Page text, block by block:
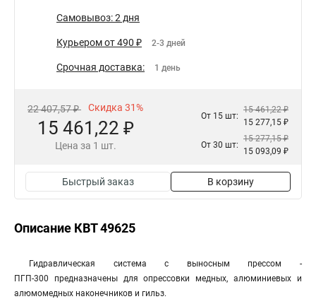
Самовывоз: 2 дня
Курьером от 490 ₽ 2-3 дней
Срочная доставка: 1 день
22 407,57 ₽ Скидка 31%
15 461,22 ₽
Цена за 1 шт.
От 15 шт:
15 461,22 ₽
15 277,15 ₽
От 30 шт:
15 277,15 ₽
15 093,09 ₽
Быстрый заказ В корзину
Описание КВТ 49625
Гидравлическая система с выносным прессом -
ПГП-300 предназначены для опрессовки медных, алюминиевых и
алюмомедных наконечников и гильз.